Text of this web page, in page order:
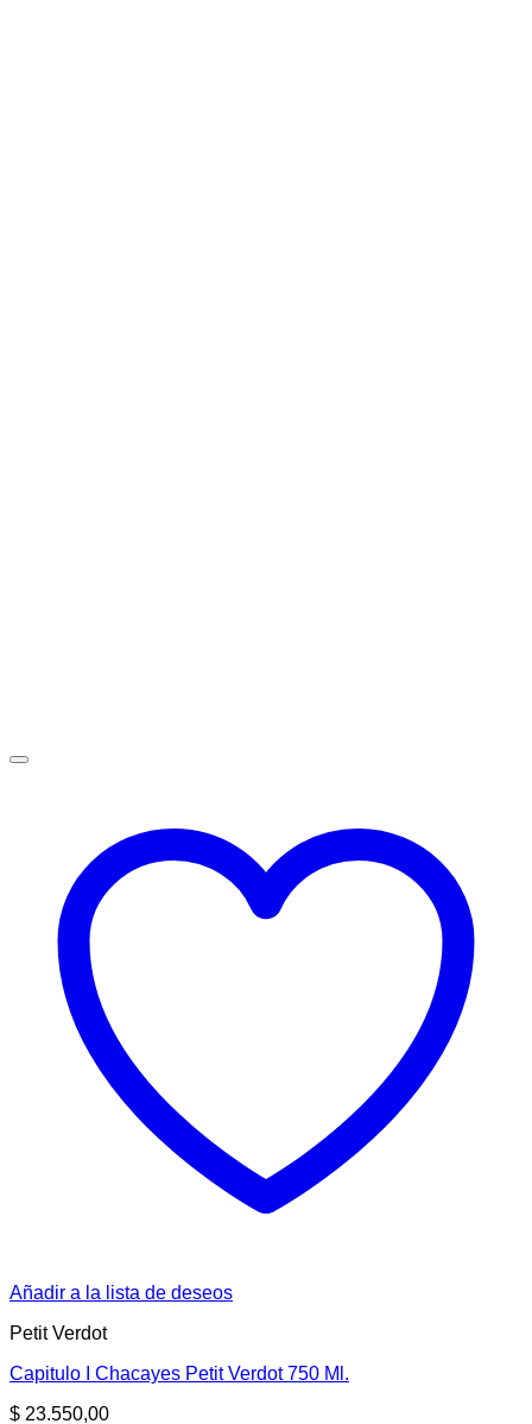
Añadir a la lista de deseos
Petit Verdot
Capitulo I Chacayes Petit Verdot 750 Ml.
$ 23.550,00